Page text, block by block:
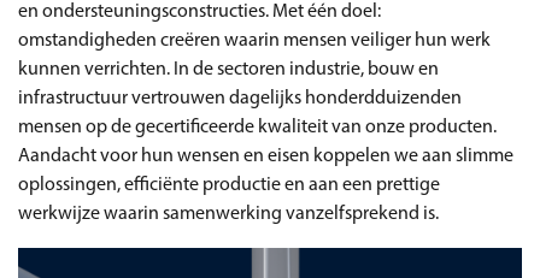
en ondersteuningsconstructies. Met één doel:
omstandigheden creëren waarin mensen veiliger hun werk
kunnen verrichten. In de sectoren industrie, bouw en
infrastructuur vertrouwen dagelijks honderdduizenden
mensen op de gecertificeerde kwaliteit van onze producten.
Aandacht voor hun wensen en eisen koppelen we aan slimme
oplossingen, efficiënte productie en aan een prettige
werkwijze waarin samenwerking vanzelfsprekend is.